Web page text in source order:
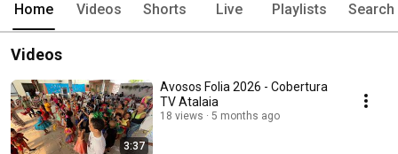
Home Videos Shorts Live Playlists Search
Videos
3:37
Avosos Folia 2026 - Cobertura
TV Atalaia
18 views 5 months ago